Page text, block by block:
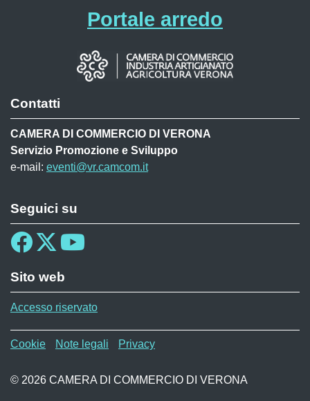
Portale arredo
Contatti
CAMERA DI COMMERCIO DI VERONA
Servizio Promozione e Sviluppo
e-mail: eventi@vr.camcom.it
Seguici su
Sito web
Accesso riservato
Menù privacy MAF
Cookie Note legali Privacy
© 2026 CAMERA DI COMMERCIO DI VERONA